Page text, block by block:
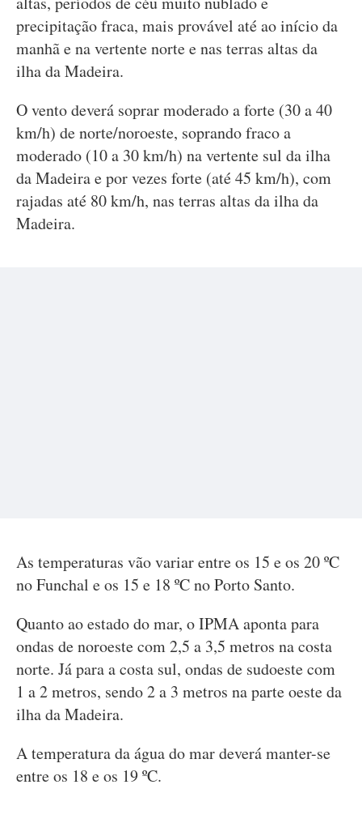
precipitação fraca, mais provável até ao início da
manhã e na vertente norte e nas terras altas da
ilha da Madeira.
O vento deverá soprar moderado a forte (30 a 40
km/h) de norte/noroeste, soprando fraco a
moderado (10 a 30 km/h) na vertente sul da ilha
da Madeira e por vezes forte (até 45 km/h), com
rajadas até 80 km/h, nas terras altas da ilha da
Madeira.
As temperaturas vão variar entre os 15 e os 20 ºC
no Funchal e os 15 e 18 ºC no Porto Santo.
Quanto ao estado do mar, o IPMA aponta para
ondas de noroeste com 2,5 a 3,5 metros na costa
norte. Já para a costa sul, ondas de sudoeste com
1 a 2 metros, sendo 2 a 3 metros na parte oeste da
ilha da Madeira.
A temperatura da água do mar deverá manter-se
entre os 18 e os 19 ºC.